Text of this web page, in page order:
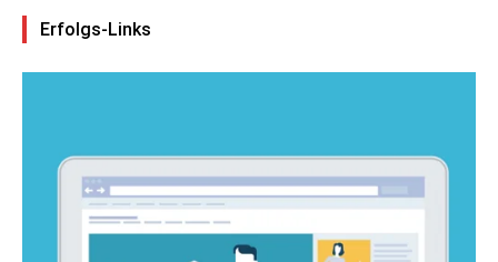
Erfolgs-Links